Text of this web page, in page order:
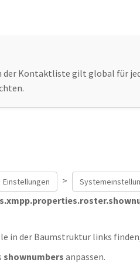
Kontaktliste gilt global für
Einstellungen >
in der Baumstruktur links
shownumbers anpassen.